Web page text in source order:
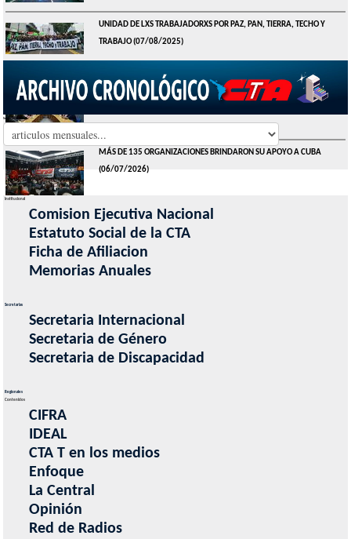
UNIDAD DE LXS TRABAJADORXS POR PAZ, PAN, TIERRA, TECHO Y
TRABAJO(07/08/2025)
BUENOS AIRES - PROGRAMA MEJORAS HABITACIONALES POR CTA
MÁS DE 135 ORGANIZACIONES BRINDARON SU APOYO A CUBA
(06/07/2026)
SE LANZÓ LA INTERSINDICAL DE DISCAPACIDAD
ESTRATEGIA FEDERAL(06/07/2026)
Seleccionar Mes
Institucional
Comision Ejecutiva Nacional
Estatuto Social de la CTA
Ficha de Afiliacion
Memorias Anuales
Secretarias
Secretaria Internacional
Secretaria de Género
Secretaria de Discapacidad
Regionales
Contenidos
CIFRA
IDEAL
CTA T en los medios
Enfoque
La Central
Opinión
Red de Radios